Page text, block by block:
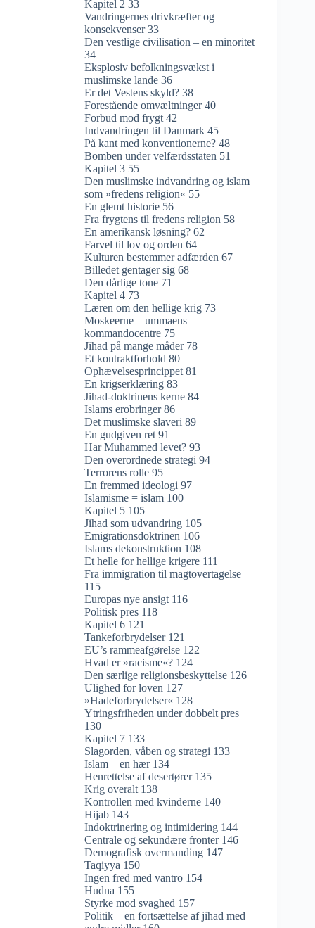
Kapitel 2 33
Vandringernes drivkræfter og
konsekvenser 33
Den vestlige civilisation – en minoritet
34
Eksplosiv befolkningsvækst i
muslimske lande 36
Er det Vestens skyld? 38
Forestående omvæltninger 40
Forbud mod frygt 42
Indvandringen til Danmark 45
På kant med konventionerne? 48
Bomben under velfærdsstaten 51
Kapitel 3 55
Den muslimske indvandring og islam
som »fredens religion« 55
En glemt historie 56
Fra frygtens til fredens religion 58
En amerikansk løsning? 62
Farvel til lov og orden 64
Kulturen bestemmer adfærden 67
Billedet gentager sig 68
Den dårlige tone 71
Kapitel 4 73
Læren om den hellige krig 73
Moskeerne – ummaens
kommandocentre 75
Jihad på mange måder 78
Et kontraktforhold 80
Ophævelsesprincippet 81
En krigserklæring 83
Jihad-doktrinens kerne 84
Islams erobringer 86
Det muslimske slaveri 89
En gudgiven ret 91
Har Muhammed levet? 93
Den overordnede strategi 94
Terrorens rolle 95
En fremmed ideologi 97
Islamisme = islam 100
Kapitel 5 105
Jihad som udvandring 105
Emigrationsdoktrinen 106
Islams dekonstruktion 108
Et helle for hellige krigere 111
Fra immigration til magtovertagelse
115
Europas nye ansigt 116
Politisk pres 118
Kapitel 6 121
Tankeforbrydelser 121
EU’s rammeafgørelse 122
Hvad er »racisme«? 124
Den særlige religionsbeskyttelse 126
Ulighed for loven 127
»Hadeforbrydelser« 128
Ytringsfriheden under dobbelt pres
130
Kapitel 7 133
Slagorden, våben og strategi 133
Islam – en hær 134
Henrettelse af desertører 135
Krig overalt 138
Kontrollen med kvinderne 140
Hijab 143
Indoktrinering og intimidering 144
Centrale og sekundære fronter 146
Demografisk overmanding 147
Taqiyya 150
Ingen fred med vantro 154
Hudna 155
Styrke mod svaghed 157
Politik – en fortsættelse af jihad med